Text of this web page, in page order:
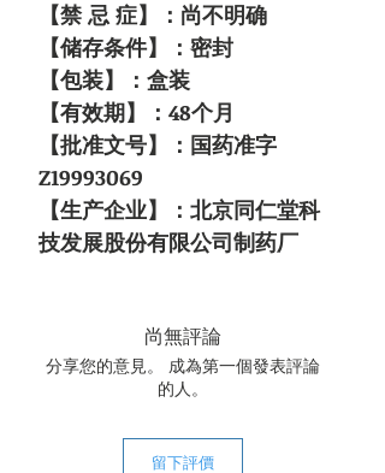
【禁 忌 症】：尚不明确
【储存条件】：密封
【包装】：盒装
【有效期】：48个月
【批准文号】：国药准字
Z19993069
【生产企业】：北京同仁堂科
技发展股份有限公司制药厂
尚無評論
分享您的意見。 成為第一個發表評論
的人。
留下評價